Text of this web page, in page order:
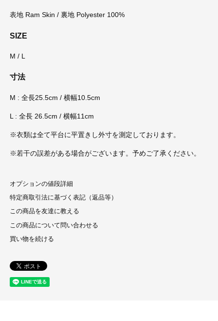
表地 Ram Skin / 裏地 Polyester 100%
SIZE
M / L
寸法
M : 全長25.5cm / 横幅10.5cm
L : 全長 26.5cm / 横幅11cm
※衣類は全て平台に平置きし外寸を測定しております。
※若干の誤差がある場合がございます。予めご了承ください。
オプションの値段詳細
特定商取引法に基づく表記（返品等）
この商品を友達に教える
この商品について問い合わせる
買い物を続ける